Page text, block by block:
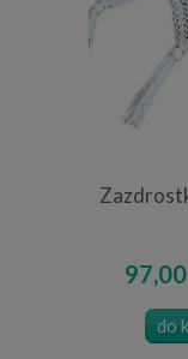
97,00
do